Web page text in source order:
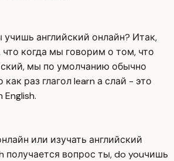
учишь английский онлайн? Итак,
когда мы говорим о том, что
мы по умолчанию обычно
раз глагол learn а слай - это
или изучать английский
получается вопрос ты, do youчишь